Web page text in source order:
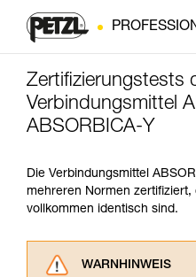
Zertifizierungstests
Verbindungsmittel
ABSORBICA-Y
Die Verbindungsmittel
mehreren Normen
vollkommen identisch sind.
WARNHINWEIS